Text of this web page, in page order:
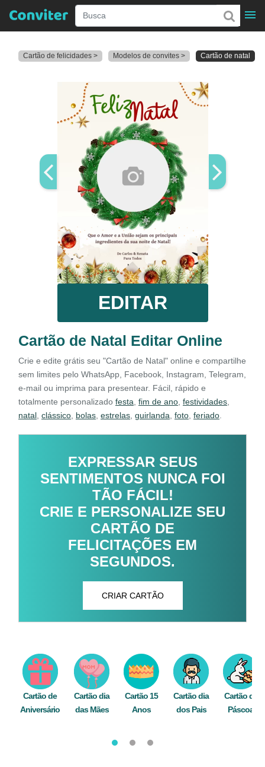
Cartão de felicidades > Modelos de convites > Cartão de natal
EDITAR
Cartão de Natal Editar Online
Crie e edite grátis seu "Cartão de Natal" online e compartilhe
sem limites pelo WhatsApp, Facebook, Instagram, Telegram,
e-mail ou imprima para presentear. Fácil, rápido e
totalmente personalizado festa fim de ano festividades
natal clássico bolas estrelas guirlanda foto feriado
EXPRESSAR SEUS
SENTIMENTOS NUNCA FOI
TÃO FÁCIL!
CRIE E PERSONALIZE SEU
CARTÃO DE
FELICITAÇÕES EM
SEGUNDOS.
CRIAR CARTÃO
Cartão de
Aniversário
Cartão dia
das Mães
Cartão 15
Anos
Cartão dia
dos Pais
Cartão de
Páscoa